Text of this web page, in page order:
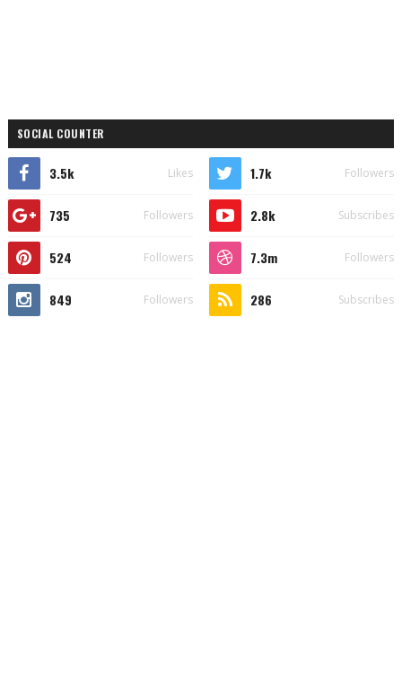
SOCIAL COUNTER
3.5k Likes 1.7k Followers
735 Followers 2.8k Subscribes
524 Followers 7.3m Followers
849 Followers 286 Subscribes